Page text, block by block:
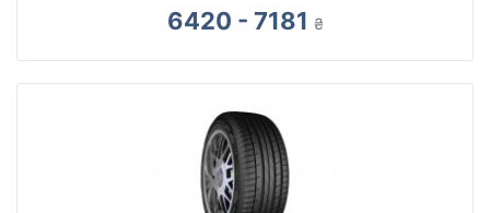
6420 - 7181 ₴